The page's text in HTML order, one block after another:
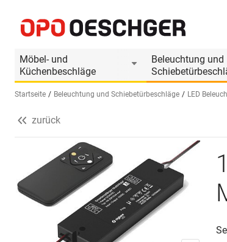
Möbel- und
Küchenbeschläge
Beleuchtung und
Sprache wählen (DE)
Startseite Beleuchtung und Schiebetürbeschläge LED
Produktinformationen
Produkt
zurück